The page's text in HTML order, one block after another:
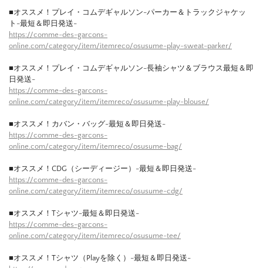
■オススメ！プレイ・コムデギャルソン-パーカー＆トラックジャケッ
ト-最短＆即日発送-
https://comme-des-garcons-
online.com/category/item/itemreco/osusume-play-sweat-parker/
■オススメ！プレイ・コムデギャルソン-長袖シャツ＆ブラウス最短＆即
日発送-
https://comme-des-garcons-
online.com/category/item/itemreco/osusume-play-blouse/
■オススメ！カバン・バッグ-最短＆即日発送-
https://comme-des-garcons-
online.com/category/item/itemreco/osusume-bag/
■オススメ！CDG（シーディージー）-最短＆即日発送-
https://comme-des-garcons-
online.com/category/item/itemreco/osusume-cdg/
■オススメ！Tシャツ-最短＆即日発送-
https://comme-des-garcons-
online.com/category/item/itemreco/osusume-tee/
■オススメ！Tシャツ（Playを除く）-最短＆即日発送-